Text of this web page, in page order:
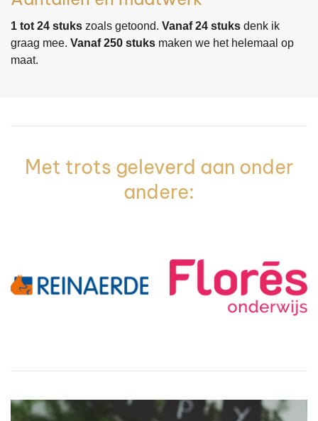
1 tot 24 stuks zoals getoond. Vanaf 24 stuks denk ik
graag mee. Vanaf 250 stuks maken we het helemaal op
maat.
Met trots geleverd aan onder
andere: